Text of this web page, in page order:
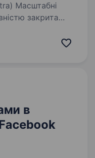
Масштабні
закрита
досвіду,
в